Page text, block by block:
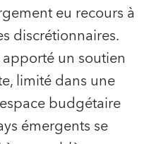
eu recours à
discrétionnaires.
un soutien
limité dans une
budgétaire
émergents se